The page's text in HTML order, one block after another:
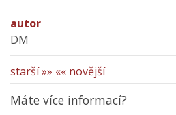
autor
DM
starší »» «« novější
Máte více informací?